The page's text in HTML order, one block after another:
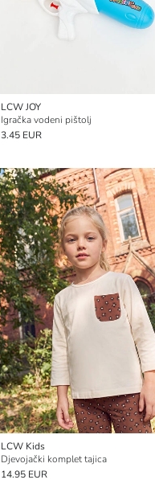
LCW JOY
Igračka vodeni pištolj
3.45 EUR
LCW Kids
Djevojački komplet tajica
14.95 EUR